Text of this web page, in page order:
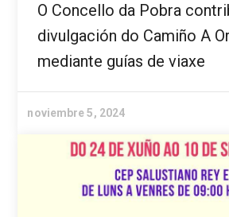
O Concello da Pobra
divulgación do Camiño A
mediante guías de viaxe
noviembre 5, 2024